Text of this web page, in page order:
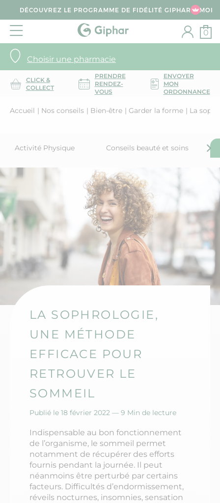
DÉCOUVREZ LE PROGRAMME DE FIDÉLITÉ GIPHAR & MOI
Choisir une pharmacie
0
CLICK &
COLLECT
PRENDRE
RENDEZ-
VOUS
ENVOYER
MON
ORDONNANCE
Accueil Nos conseils Bien-être Garder la forme La
Activité Physique Conseils beauté et soins
LA SOPHROLOGIE,
UNE MÉTHODE
EFFICACE POUR
RETROUVER LE
SOMMEIL
Publié le 18 février 2022 — 9 Min de lecture
Indispensable au bon fonctionnement
de l’organisme, le sommeil permet
notamment de récupérer des efforts
fournis pendant la journée. Il peut
néanmoins être perturbé par certains
facteurs. Difficultés d’endormissement,
réveils nocturnes, insomnies, sensation